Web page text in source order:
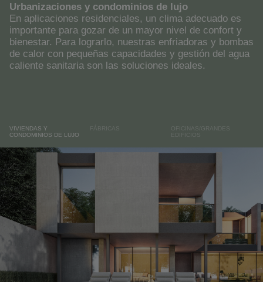
Urbanizaciones y condominios de lujo
En aplicaciones residenciales, un clima adecuado es
importante para gozar de un mayor nivel de confort y
bienestar. Para lograrlo, nuestras enfriadoras y bombas
de calor con pequeñas capacidades y gestión del agua
caliente sanitaria son las soluciones ideales.
VIVIENDAS Y
CONDOMINIOS DE LUJO
FÁBRICAS
OFICINAS/GRANDES
EDIFICIOS